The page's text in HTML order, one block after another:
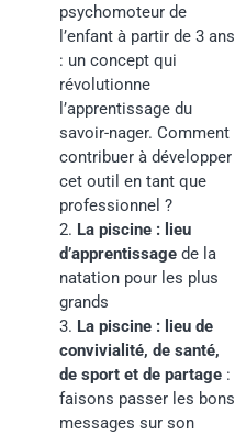
psychomoteur de
l’enfant à partir de 3 ans
: un concept qui
révolutionne
l’apprentissage du
savoir-nager. Comment
contribuer à développer
cet outil en tant que
professionnel ?
2. La piscine : lieu
d’apprentissage de la
natation pour les plus
grands
3. La piscine : lieu de
convivialité, de santé,
de sport et de partage :
faisons passer les bons
messages sur son